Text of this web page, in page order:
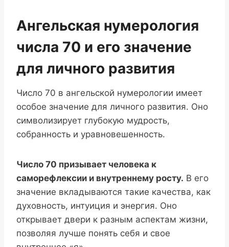
Ангельская нумерология
числа 70 и его значение
для личного развития
Число 70 в ангельской нумерологии имеет
особое значение для личного развития. Оно
символизирует глубокую мудрость,
собранность и уравновешенность.
Число 70 призывает человека к
саморефлексии и внутреннему росту. В его
значение вкладываются такие качества, как
духовность, интуиция и энергия. Оно
открывает двери к разным аспектам жизни,
позволяя лучше понять себя и свое